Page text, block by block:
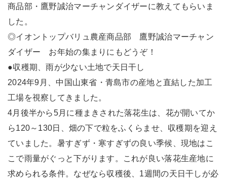
商品部・鷹野誠治マーチャンダイザーに教えてもらいま
した。
◎イオントップバリュ農産商品部 鷹野誠治マーチャン
ダイザー お年始の集まりにもどうぞ！
●収穫期、雨が少ない土地で天日干し
2024年9月、中国山東省・青島市の産地と直結した加工
工場を視察してきました。
4月後半から5月に種まきされた落花生は、花が開いてか
ら120～130日、畑の下で粒をふくらませ、収穫期を迎え
ていました。暑すぎず・寒すぎずの良い季候、現地はこ
こで雨量がぐっと下がります。これが良い落花生産地に
求められる条件。なぜなら収穫後、1週間の天日干しが必